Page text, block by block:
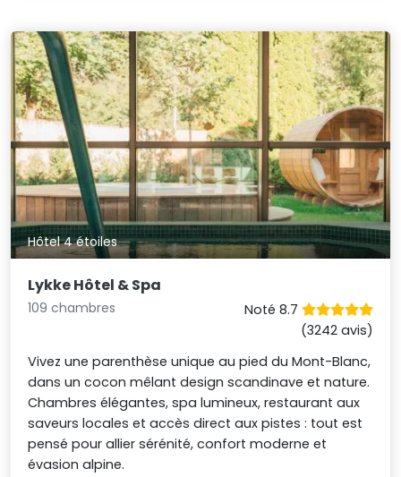
Hôtel 4 étoiles
Lykke Hôtel & Spa
109 chambres
Noté 8.7
(3242 avis)
Vivez une parenthèse unique au pied du Mont-Blanc,
dans un cocon mêlant design scandinave et nature.
Chambres élégantes, spa lumineux, restaurant aux
saveurs locales et accès direct aux pistes : tout est
pensé pour allier sérénité, confort moderne et
évasion alpine.